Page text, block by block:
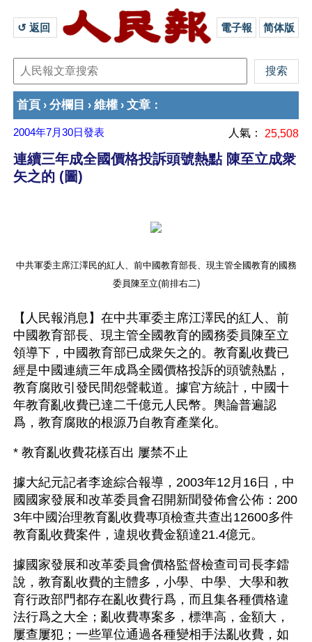
↺ 返回 電子報 简体版
首頁 › 分欄目 › 維權 › 文章 ：
2004年7月30日發表 人氣： 25,508
連續三年成全國價格投訴頭號熱點 陳至立成衆
矢之的 (圖)
中共軍委主席江澤民的紅人、前中國教育部長、現主管全國教育的國務
委員陳至立(前排右二)
【人民報消息】在中共軍委主席江澤民的紅人、前
中國教育部長、現主管全國教育的國務委員陳至立
領導下，中國教育部已成衆矢之的。教育亂收費已
經是中國連續三年成爲全國價格投訴的頭號熱點，
教育腐敗引發民間怨聲載道。據官方統計，中國十
年教育亂收費已達二千億元人民幣。輿論普遍認
爲，教育腐敗的根源乃自教育產業化。
* 教育亂收費花樣百出 屢禁不止
據大紀元記者李途綜合報導，2003年12月16日，中
國國家發展和改革委員會召開新聞發佈會公佈：200
3年中國治理教育亂收費專項檢查共查出12600多件
教育亂收費案件，違規收費金額達21.4億元。
據國家發展和改革委員會價格監督檢查司司長李鐳
說，教育亂收費的主體多，小學、中學、大學和教
育行政部門都存在亂收費行爲，而且集各種價格違
法行爲之大全；亂收費專案多，標準高，金額大，
屢查屢犯；一些單位通過各種變相手法亂收費，如